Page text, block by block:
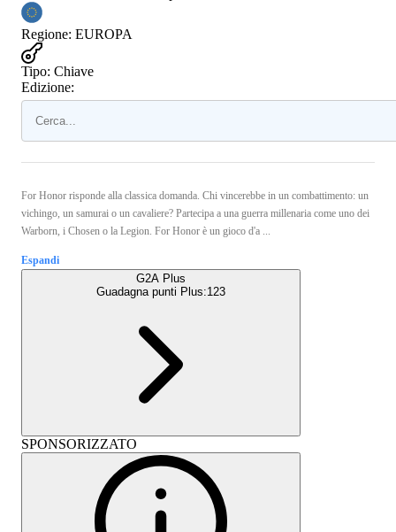
Regione: EUROPA
Tipo: Chiave
Edizione:
For Honor risponde alla classica domanda. Chi vincerebbe in un combattimento: un
vichingo, un samurai o un cavaliere? Partecipa a una guerra millenaria come uno dei
Warborn, i Chosen o la Legion. For Honor è un gioco d'a ...
Espandi
G2A Plus
Guadagna punti Plus:123
SPONSORIZZATO